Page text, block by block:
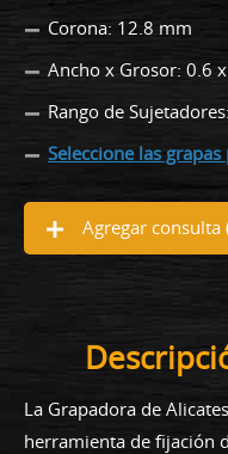
Corona: 12.8 mm
Ancho x Grosor: 0.6
Rango de
Seleccione las grapas
Agregar consulta
La Grapadora de
herramienta de fijación